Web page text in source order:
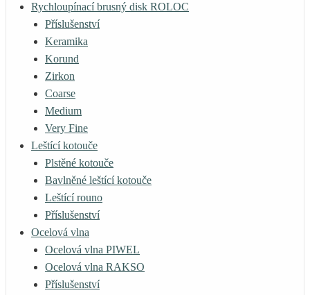
Rychloupínací brusný disk ROLOC
Příslušenství
Keramika
Korund
Zirkon
Coarse
Medium
Very Fine
Leštící kotouče
Plstěné kotouče
Bavlněné leštící kotouče
Leštící rouno
Příslušenství
Ocelová vlna
Ocelová vlna PIWEL
Ocelová vlna RAKSO
Příslušenství